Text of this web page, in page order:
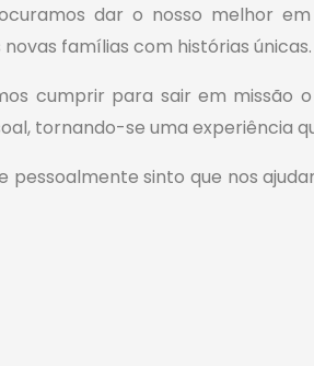
dar o nosso melhor
famílias com histórias únicas.
cumprir para sair em missão
tornando-se uma experiência
pessoalmente sinto que nos